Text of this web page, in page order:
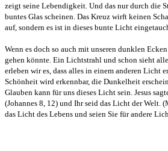
zeigt seine Lebendigkeit. Und das nur durch die
buntes Glas scheinen. Das Kreuz wirft keinen
auf, sondern es ist in dieses bunte Licht
Wenn es doch so auch mit unseren dunklen
gehen könnte. Ein Lichtstrahl und schon sieht
erleben wir es, dass alles in einem anderen Licht
Schönheit wird erkennbar, die Dunkelheit
Glauben kann für uns dieses Licht sein. Jesus
(Johannes 8, 12) und Ihr seid das Licht der Welt.
das Licht des Lebens und seien Sie für andere